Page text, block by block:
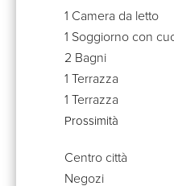
1 Camera da letto
1 Soggiorno con
2 Bagni
1 Terrazza
1 Terrazza
Prossimità
Centro città
Negozi